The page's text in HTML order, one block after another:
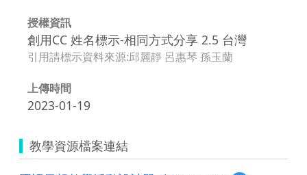
授權資訊
創用CC 姓名標示-相同方式分享 2.5 台灣
引用請標示資料來源:邱麗靜 呂惠琴 孫玉蘭
上傳時間
2023-01-19
教學資源檔案連結